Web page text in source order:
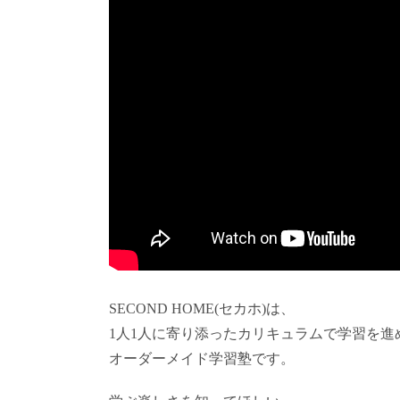
SECOND HOME(セカホ)は、
1人1人に寄り添ったカリキュラムで学習を進
オーダーメイド学習塾です。